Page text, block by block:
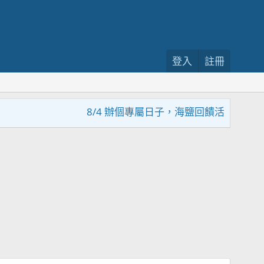
登入 註冊
8/4 辦個專屬日子，海鹽回饋活動，大家